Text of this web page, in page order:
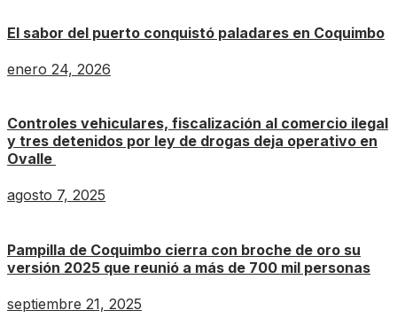
El sabor del puerto conquistó paladares en Coquimbo
enero 24, 2026
Controles vehiculares, fiscalización al comercio ilegal
y tres detenidos por ley de drogas deja operativo en
Ovalle
agosto 7, 2025
Pampilla de Coquimbo cierra con broche de oro su
versión 2025 que reunió a más de 700 mil personas
septiembre 21, 2025